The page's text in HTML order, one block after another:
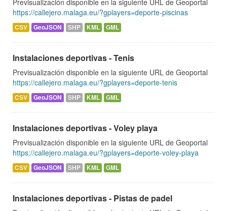
Previsualización disponible en la siguiente URL de Geoportal
https://callejero.malaga.eu/?gplayers=deporte-piscinas
CSV GeoJSON SHP KML GML
Instalaciones deportivas - Tenis
Previsualización disponible en la siguiente URL de Geoportal
https://callejero.malaga.eu/?gplayers=deporte-tenis
CSV GeoJSON SHP KML GML
Instalaciones deportivas - Voley playa
Previsualización disponible en la siguiente URL de Geoportal
https://callejero.malaga.eu/?gplayers=deporte-voley-playa
CSV GeoJSON SHP KML GML
Instalaciones deportivas - Pistas de padel